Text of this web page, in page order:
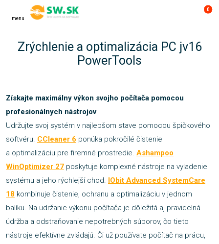
menu
0
Zrýchlenie a optimalizácia PC jv16
PowerTools
Získajte maximálny výkon svojho počítača pomocou
profesionálnych nástrojov
Udržujte svoj systém v najlepšom stave pomocou špičkového
softvéru. CCleaner 6 ponúka pokročilé čistenie
a optimalizáciu pre firemné prostredie. Ashampoo
WinOptimizer 27 poskytuje komplexné nástroje na vyladenie
systému a jeho rýchlejší chod. IObit Advanced SystemCare
18 kombinuje čistenie, ochranu a optimalizáciu v jednom
balíku. Na udržanie výkonu počítača je dôležitá aj pravidelná
údržba a odstraňovanie nepotrebných súborov, čo tieto
nástroje efektívne zvládajú. Či už používate počítač na prácu,